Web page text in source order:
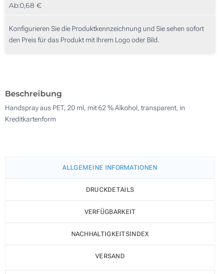
Digitaler Druck in Vollfarbe (Auf einer Seite)
50
125
250
Ab:0,68 €
Konfigurieren Sie die Produktkennzeichnung und Sie sehen sofort
den Preis für das Produkt mit Ihrem Logo oder Bild.
Beschreibung
Handspray aus PET, 20 ml, mit 62 % Alkohol, transparent, in
Kreditkartenform
ALLGEMEINE INFORMATIONEN
DRUCKDETAILS
VERFÜGBARKEIT
NACHHALTIGKEITSINDEX
VERSAND